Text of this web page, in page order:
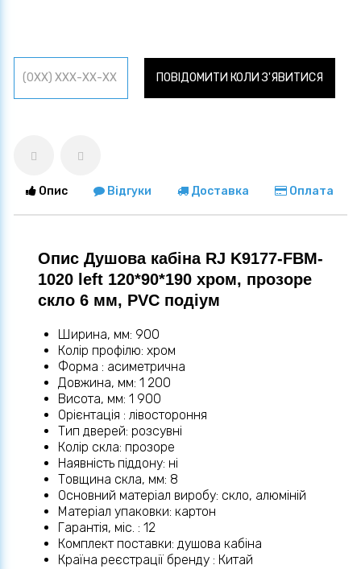
ПОВІДОМИТИ КОЛИ З'ЯВИТИСЯ
Опис Відгуки Доставка Оплата
Опис Душова кабіна RJ K9177-FBM-
1020 left 120*90*190 хром, прозоре
скло 6 мм, PVC подіум
Ширина, мм: 900
Колір профілю: хром
Форма : асиметрична
Довжина, мм: 1 200
Висота, мм: 1 900
Орієнтація : лівостороння
Тип дверей: розсувні
Колір скла: прозоре
Наявність піддону: ні
Товщина скла, мм: 8
Основний матеріал виробу: скло, алюміній
Матеріал упаковки: картон
Гарантія, міс. : 12
Комплект поставки: душова кабіна
Країна реєстрації бренду : Китай